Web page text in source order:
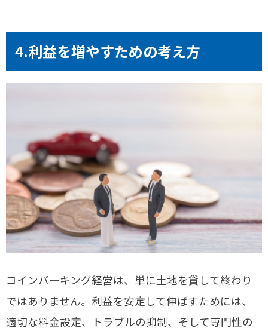
4.利益を増やすための考え方
コインパーキング経営は、単に土地を貸して終わり
ではありません。利益を安定して伸ばすためには、
適切な料金設定、トラブルの抑制、そして専門性の